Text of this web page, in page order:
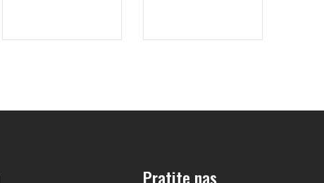
Pratite nas